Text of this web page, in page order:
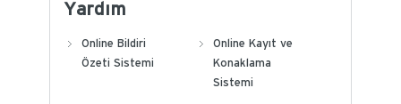
Yardım
Online Bildiri
Özeti Sistemi
Online Kayıt ve
Konaklama
Sistemi